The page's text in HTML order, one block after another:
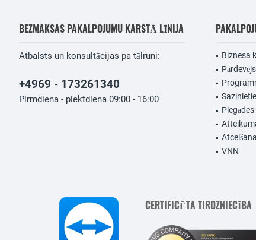
BEZMAKSAS PAKALPOJUMU KARSTĀ LĪNIJA
Atbalsts un konsultācijas pa tālruni:
+4969 - 173261340
Pirmdiena - piektdiena 09:00 - 16:00
Biznesa
Pārdevējs
VNN
CERTIFICĒTA TIRDZNIECĪBA